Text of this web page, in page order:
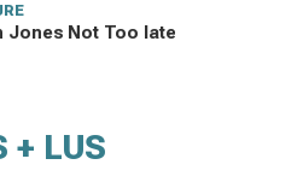
Jones Not Too late
+ LUS